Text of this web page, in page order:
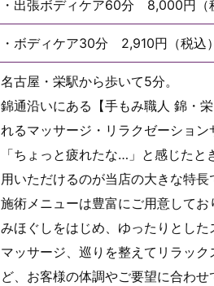
・出張ボディケア60分 8,000円（
・ボディケア30分 2,910円（税込
名古屋・栄駅から歩いて5分。
錦通沿いにある【手もみ職人 錦・
れるマッサージ・リラクゼーション
「ちょっと疲れたな…」と感じた
用いただけるのが当店の大きな特長
施術メニューは豊富にご用意して
みほぐしをはじめ、ゆったりとし
マッサージ、巡りを整えてリラッ
ど、お客様の体調やご要望に合わせ